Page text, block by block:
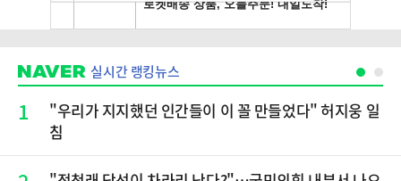
실시간 랭킹뉴스
1
"우리가 지지했던 인간들이 이 꼴 만들었다" 허지웅 일
침